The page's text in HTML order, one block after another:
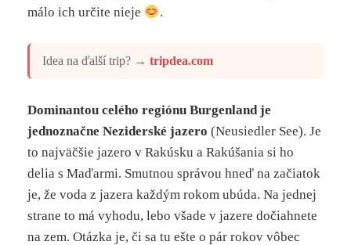
málo ich určite nieje
.
Idea na ďalší trip? → tripdea.com
Dominantou celého regiónu Burgenland je
jednoznačne Neziderské jazero (Neusiedler See). Je
to najväčšie jazero v Rakúsku a Rakúšania si ho
delia s Maďarmi. Smutnou správou hneď na začiatok
je, že voda z jazera každým rokom ubúda. Na jednej
strane to má vyhodu, lebo všade v jazere dočiahnete
na zem. Otázka je, či sa tu ešte o pár rokov vôbec